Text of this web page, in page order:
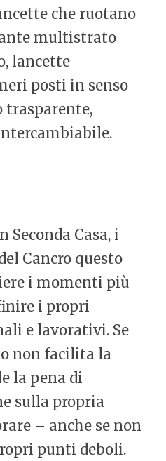
che ruotano
multistrato
lancette
posti in senso
trasparente,
Casa, i
Cancro questo
i momenti più
i propri
e lavorativi. Se
non facilita la
la pena di
sulla propria
– anche se non
punti deboli.